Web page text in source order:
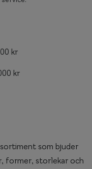
kr
kr
som bjuder
former, storlekar och